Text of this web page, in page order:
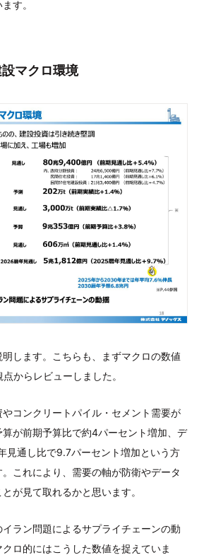
す。
マクロ環境
します。こちらも、まずマクロの数値
からレビューしました。
コンクリートパイル・セメント需要が
が前期予算比で約4パーセント増加、デ
見通し比で9.7パーセント増加という方
これにより、需要の軸が防衛やデータ
が見て取れるかと思います。
ラン問題によるサプライチェーンの動
ロ的にはこうした数値を捉えていま